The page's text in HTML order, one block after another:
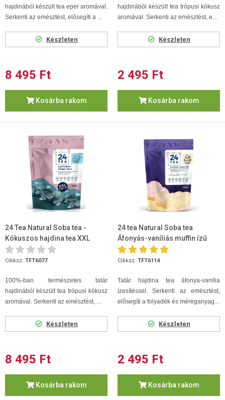
hajdinából készült tea eper aromával.
Serkenti az emésztést, elősegíti a ...
Készleten
8 495 Ft
Kosárba rakom
hajdinából készült tea trópusi kókusz
aromával. Serkenti az emésztést, e...
Készleten
2 495 Ft
Kosárba rakom
24 Tea Natural Soba tea -
Kókuszos hajdina tea XXL
500g
Cikksz. TFT6077
100%-ban természetes tatár
hajdinából készült tea trópusi kókusz
aromával. Serkenti az emésztést, ...
Készleten
8 495 Ft
Kosárba rakom
24 tea Natural Soba tea
Áfonyás-vaníliás muffin ízű
Cikksz. TFT6114
Tatár hajdina tea áfonya-vanília
ízesítéssel. Serkenti az emésztést,
elősegíti a folyadék és méreganyag...
Készleten
2 495 Ft
Kosárba rakom